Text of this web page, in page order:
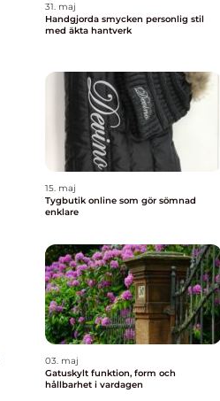
31. maj
Handgjorda smycken personlig stil
med äkta hantverk
15. maj
Tygbutik online som gör sömnad
enklare
03. maj
Gatuskylt funktion, form och
hållbarhet i vardagen